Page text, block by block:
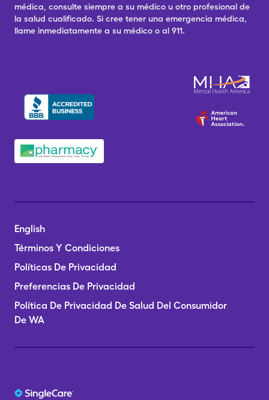
médica, consulte siempre a su médico u otro profesional de
la salud cualificado. Si cree tener una emergencia médica,
llame inmediatamente a su médico o al 911.
English
Términos Y Condiciones
Políticas De Privacidad
Preferencias De Privacidad
Política De Privacidad De Salud Del Consumidor
De WA